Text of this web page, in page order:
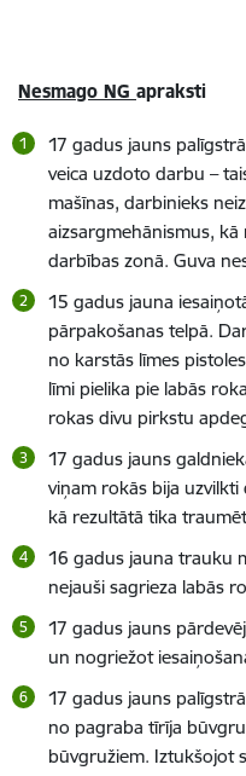
Nesmago NG apraksti
17 gadus jauns
veica uzdoto darbu –
mašīnas, darbinieks
aizsargmehānismus,
darbības zonā. Guva
15 gadus jauna
pārpakošanas telpā.
no karstās līmes
līmi pielika pie labās
rokas divu pirkstu
17 gadus jauns
viņam rokās bija
kā rezultātā tika
16 gadus jauna trauku
nejauši sagrieza labās
17 gadus jauns
un nogriežot
17 gadus jauns
no pagraba tīrīja
būvgružiem. Iztukšojot